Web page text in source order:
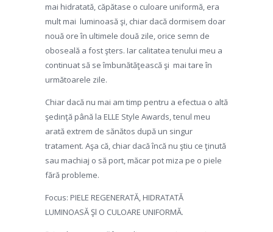
mai hidratată, căpătase o culoare uniformă, era
mult mai luminoasă şi, chiar dacă dormisem doar
nouă ore în ultimele două zile, orice semn de
oboseală a fost şters. Iar calitatea tenului meu a
continuat să se îmbunătăţească şi mai tare în
următoarele zile.
Chiar dacă nu mai am timp pentru a efectua o altă
şedinţă până la ELLE Style Awards, tenul meu
arată extrem de sănătos după un singur
tratament. Aşa că, chiar dacă încă nu ştiu ce ţinută
sau machiaj o să port, măcar pot miza pe o piele
fără probleme.
Focus: PIELE REGENERATĂ, HIDRATATĂ
LUMINOASĂ Şl O CULOARE UNIFORMĂ.